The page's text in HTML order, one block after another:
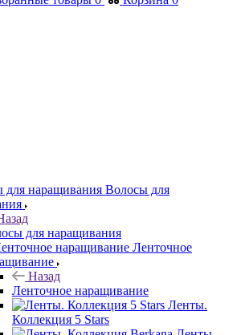
Волосы для
для наращивания
Ленточное
Назад
Ленточное наращивание
Ленты.
Коллекция 5 Stars